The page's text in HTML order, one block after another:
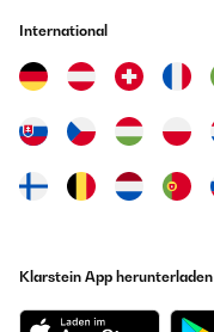
International
Klarstein App herunterladen